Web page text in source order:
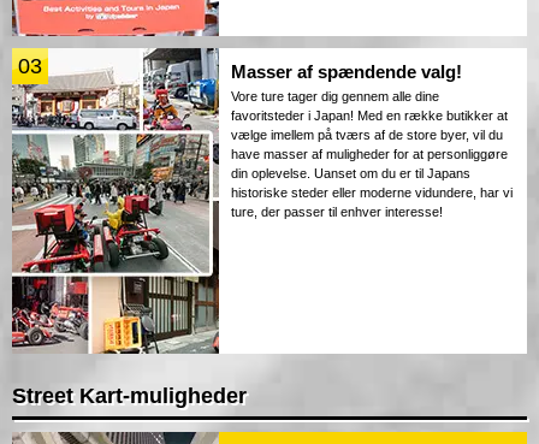
03 Masser af spændende valg!
Vore ture tager dig gennem alle dine
favoritsteder i Japan! Med en række butikker at
vælge imellem på tværs af de store byer, vil du
have masser af muligheder for at personliggøre
din oplevelse. Uanset om du er til Japans
historiske steder eller moderne vidundere, har vi
ture, der passer til enhver interesse!
Street Kart-muligheder